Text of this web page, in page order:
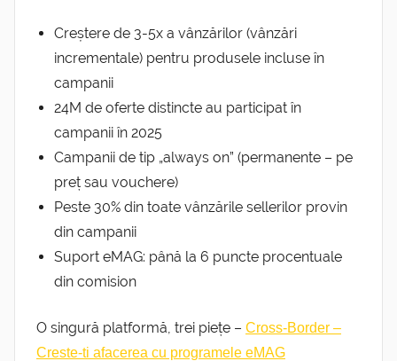
Creștere de 3-5x a vânzărilor (vânzări
incrementale) pentru produsele incluse în
campanii
24M de oferte distincte au participat în
campanii în 2025
Campanii de tip „always on” (permanente – pe
preț sau vouchere)
Peste 30% din toate vânzările sellerilor provin
din campanii
Suport eMAG: până la 6 puncte procentuale
din comision
O singură platformă, trei piețe – Cross-Border –
Creste-ti afacerea cu programele eMAG